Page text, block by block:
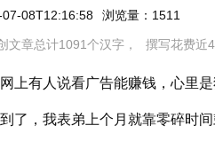
07-08T12:16:58 浏览量：1511
文章总计1091个汉字， 撰写花费近
上有人说看广告能赚钱，心里
了，我表弟上个月就靠零碎时